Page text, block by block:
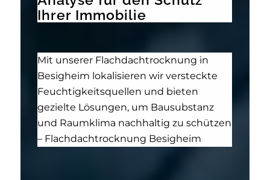
Ihrer Immobilie
Mit unserer Flachdachtrocknung in
Besigheim lokalisieren wir versteckte
Feuchtigkeitsquellen und bieten
gezielte Lösungen, um Bausubstanz
und Raumklima nachhaltig zu schützen
– Flachdachtrocknung Besigheim